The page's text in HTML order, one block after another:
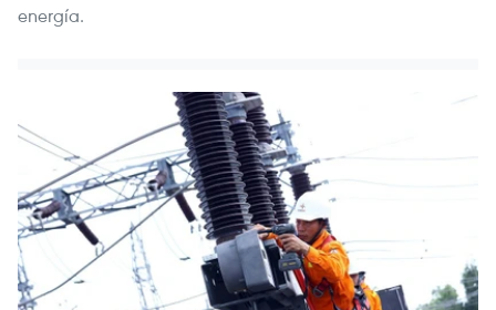
energía.